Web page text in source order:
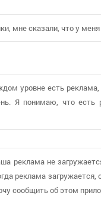
мне сказали, что у
уровне есть
Я понимаю, что
реклама не
реклама
сообщить об этом